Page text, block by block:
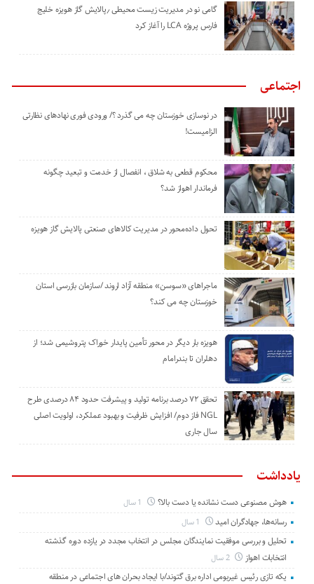
گامی نو در مدیریت زیست ‌محیطی ٫پالایش گاز هویزه خلیج
‌فارس پروژه LCA را آغاز کرد
اجتماعی
در نوسازی خوزستان چه می گذرد ؟/ ورودی فوری نهادهای نظارتی
الزامیست!
محکوم قطعی به شلاق ، انفصال از خدمت و تبعید چگونه
فرماندار اهواز شد؟
تحول داده‌محور در مدیریت کالاهای صنعتی پالایش گاز هویزه
ماجراهای «سوسن» منطقه آزاد اروند /سازمان بازرسی استان
خوزستان چه می کند؟
هویزه بار دیگر در محور تأمین پایدار خوراک پتروشیمی شد؛ از
دهلران تا بندرامام
تحقق ۷۲ درصد برنامه تولید و پیشرفت حدود ۸۴ درصدی طرح
NGL فاز دوم/ افزایش ظرفیت و بهبود عملکرد، اولویت اصلی
سال جاری
یادداشت
هوش مصنوعی دست نشانده یا دست بالا؟
رسانه‌ها، جهادگران امید
تحلیل و بررسی موفقیت نمایندگان مجلس در انتخاب مجدد در یازده دوره گذشته
انتخابات اهواز
2 سال
یکه تازی رئیس غیربومی اداره برق گتوند/با ایجاد بحران های اجتماعی در منطقه